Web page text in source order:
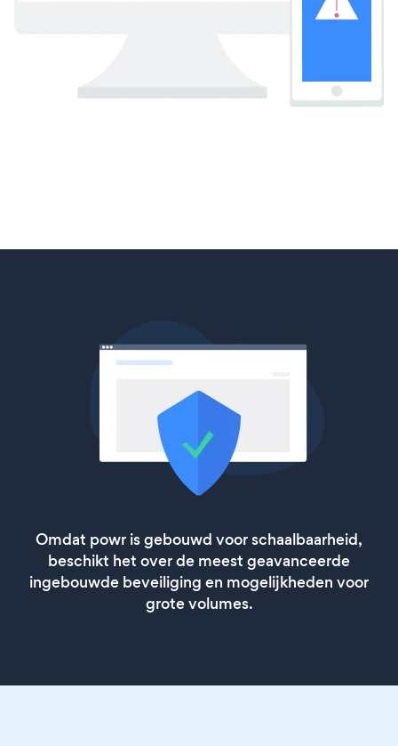
Omdat powr is gebouwd voor schaalbaarheid,
beschikt het over de meest geavanceerde
ingebouwde beveiliging en mogelijkheden voor
grote volumes.